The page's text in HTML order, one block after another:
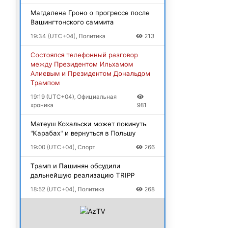
Магдалена Гроно о прогрессе после
Вашингтонского саммита
19:34 (UTC+04), Политика 213
Состоялся телефонный разговор
между Президентом Ильхамом
Алиевым и Президентом Дональдом
Трампом
19:19 (UTC+04), Официальная
хроника
981
Матеуш Кохальски может покинуть
"Карабах" и вернуться в Польшу
19:00 (UTC+04), Спорт 266
Трамп и Пашинян обсудили
дальнейшую реализацию TRIPP
18:52 (UTC+04), Политика 268